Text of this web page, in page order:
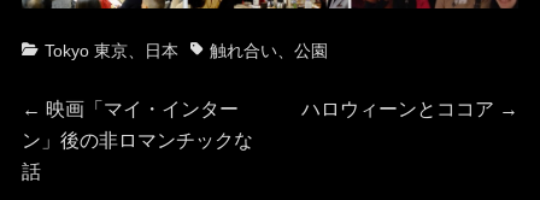
カ
リ
ー
Tokyo 東京、 日本
タ 触れ合い、 公園
投
稿
← 前
の
映画「マイ・インター
ン」後の非ロマンチックな
話
次
ハロウィーンとココア →